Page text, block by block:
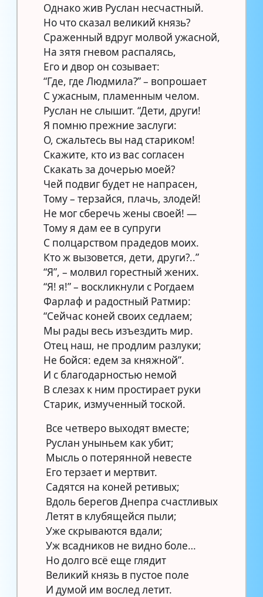
Однако жив Руслан несчастный.
Но что сказал великий князь?
Сраженный вдруг молвой ужасной,
На зятя гневом распалясь,
Его и двор он созывает:
“Где, где Людмила?” – вопрошает
С ужасным, пламенным челом.
Руслан не слышит. “Дети, други!
Я помню прежние заслуги:
О, сжальтесь вы над стариком!
Скажите, кто из вас согласен
Скакать за дочерью моей?
Чей подвиг будет не напрасен,
Тому – терзайся, плачь, злодей!
Не мог сберечь жены своей! —
Тому я дам ее в супруги
С полцарством прадедов моих.
Кто ж вызовется, дети, други?..”
“Я”, – молвил горестный жених.
“Я! я!” – воскликнули с Рогдаем
Фарлаф и радостный Ратмир:
“Сейчас коней своих седлаем;
Мы рады весь изъездить мир.
Отец наш, не продлим разлуки;
Не бойся: едем за княжной”.
И с благодарностью немой
В слезах к ним простирает руки
Старик, измученный тоской.
Все четверо выходят вместе;
Руслан уныньем как убит;
Мысль о потерянной невесте
Его терзает и мертвит.
Садятся на коней ретивых;
Вдоль берегов Днепра счастливых
Летят в клубящейся пыли;
Уже скрываются вдали;
Уж всадников не видно боле…
Но долго всё еще глядит
Великий князь в пустое поле
И думой им вослед летит.